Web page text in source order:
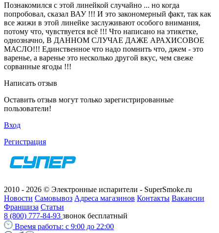
Познакомился с этой линейкой случайно ... но когда
попробовал, сказал ВАУ !!! И это закономерный факт, так как
все жижи в этой линейке заслуживают особого внимания,
потому что, чувствуется всё !!! Что написано на этикетке,
однозначно, В ДАННОМ СЛУЧАЕ ДАЖЕ АРАХИСОВОЕ
МАСЛО!!! Единственное что надо помнить что, джем - это
варенье, а варенье это несколько другой вкус, чем свеже
сорванные ягоды !!!
Написать отзыв
Оставить отзыв могут только зарегистрированные
пользователи!
Вход
Регистрация
2010 - 2026 © Электронные испарители - SuperSmoke.ru
Новости Самовывоз Адреса магазинов Контакты Вакансии
Франшиза Статьи
8 (800) 777-84-93 звонок бесплатный
Время работы: с 9:00 до 22:00